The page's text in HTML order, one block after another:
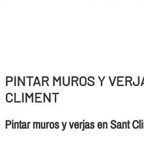
PINTAR MUROS Y
CLIMENT
Pintar muros y verjas en Sant